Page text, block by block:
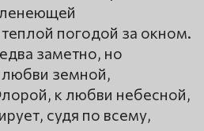
погодой за окном.
заметно, но
любви земной,
к любви небесной,
судя по всему,